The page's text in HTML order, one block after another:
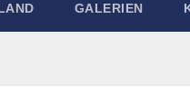
GALERIEN